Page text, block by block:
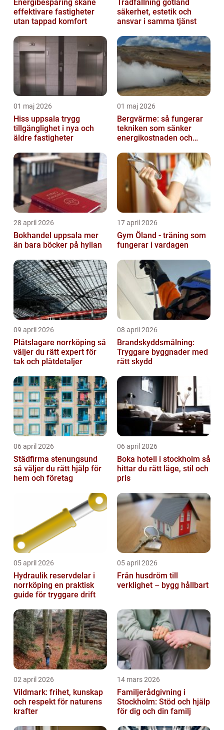
Energibesparing skåne
effektivare fastigheter
utan tappad komfort
Trädfällning gotland
säkerhet, estetik och
ansvar i samma tjänst
01 maj 2026
Hiss uppsala trygg
tillgänglighet i nya och
äldre fastigheter
01 maj 2026
Bergvärme: så fungerar
tekniken som sänker
energikostnaden och
28 april 2026
Bokhandel uppsala mer
än bara böcker på hyllan
17 april 2026
Gym Öland - träning som
fungerar i vardagen
09 april 2026
Plåtslagare norrköping så
väljer du rätt expert för
tak och plåtdetaljer
08 april 2026
Brandskyddsmålning:
Tryggare byggnader med
rätt skydd
06 april 2026
Städfirma stenungsund
så väljer du rätt hjälp för
hem och företag
06 april 2026
Boka hotell i stockholm så
hittar du rätt läge, stil och
pris
05 april 2026
Hydraulik reservdelar i
norrköping en praktisk
guide för tryggare drift
05 april 2026
Från husdröm till
verklighet – bygg hållbart
02 april 2026
Vildmark: frihet, kunskap
och respekt för naturens
krafter
14 mars 2026
Familjerådgivning i
Stockholm: Stöd och hjälp
för dig och din familj